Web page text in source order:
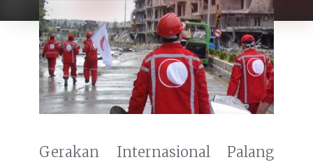
Gerakan Internasional Palang